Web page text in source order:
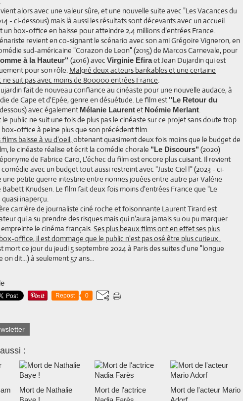
alors avec une valeur sûre, et une nouvelle suite avec "Les Vacances du
- ci-dessous) mais là aussi les résultats sont décevants avec un accueil
un box-office en baisse pour atteindre 2,4 millions d'entrées France.
revient en co-signant le scénario avec son ami Grégoire Vigneron, en
sud-américaine "Corazon de Leon" (2015) de Marcos Carnevale, pour
à la Hauteur" (2016) avec Virginie Efiraet Jean Dujardin qui est
pour son rôle. Malgré deux acteurs bankables et une certaine
suit pas avec moins de 800000 entrées France.
fait de nouveau confiance au cinéaste pour une nouvelle audace, à
de Cape et d'Epée, genre en désuétude. Le film est "Le Retour du
avec également Mélanie Laurentet Noémie Merlant.
public ne suit une fois de plus pas le cinéaste sur ce projet sans doute trop
box-office à peine plus que son précédent film.
baisse à vu d'oeil,obtenant quasiment deux fois moins que le budget de
le cinéaste réalise et écrit la comédie chorale "Le Discours" (2020)
de Fabrice Caro, L'échec du film est encore plus cuisant. Il revient
avec un budget tout aussi restreint avec "Juste Ciel !" (2023 - ci-
une petite guerre intestine entre nonnes jouées entre autre par Valérie
Knudsen. Le film fait deux fois moins d'entrées France que "Le
inaperçu.
carrière de journaliste ciné roche et foisonnante Laurent Tirard est
qui a su prendre des risques mais qui n'aura jamais su ou pu marquer
le cinéma français.Ses plus beaux films ont en effet ses plus
office, il est dommage que le public n'est pas osé être plus curieux.
mort ce jour du jeudi 5 septembre 2024 à Paris des suites d'une "longue
on dit...) à seulement 57 ans...
Repost 0
:
Mort de Nathalie
Mort de l'actrice
Mort de l'acteur Mario